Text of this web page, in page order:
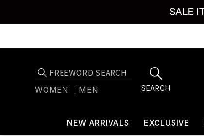
WOMEN MEN SEARCH
NEW ARRIVALS EXCLUSIVE